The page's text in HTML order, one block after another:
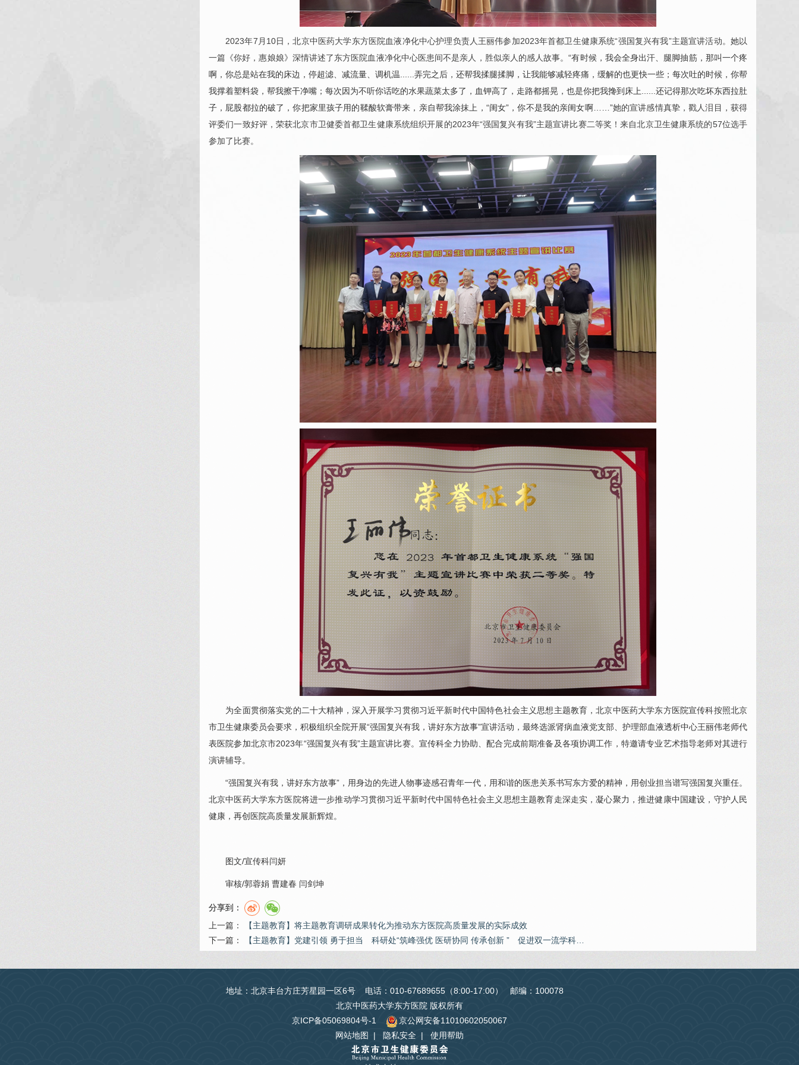
2023年7月10日，北京中医药大学东方医院血液净化中心护理负责人王丽伟参加2023年首都卫生健康系统“强国复兴有我”主题宣讲活动。她以
一篇《你好，惠娘娘》深情讲述了东方医院血液净化中心医患间不是亲人，胜似亲人的感人故事。“有时候，我会全身出汗、腿脚抽筋，那叫一个疼
啊，你总是站在我的床边，停超滤、减流量、调机温......弄完之后，还帮我揉腿揉脚，让我能够减轻疼痛，缓解的也更快一些；每次吐的时候，你帮
我撑着塑料袋，帮我擦干净嘴；每次因为不听你话吃的水果蔬菜太多了，血钾高了，走路都摇晃，也是你把我搀到床上......还记得那次吃坏东西拉肚
子，屁股都拉的破了，你把家里孩子用的鞣酸软膏带来，亲自帮我涂抹上，“闺女”，你不是我的亲闺女啊……”她的宣讲感情真挚，戳人泪目，获得
评委们一致好评，荣获北京市卫健委首都卫生健康系统组织开展的2023年“强国复兴有我”主题宣讲比赛二等奖！来自北京卫生健康系统的57位选手
参加了比赛。
为全面贯彻落实党的二十大精神，深入开展学习贯彻习近平新时代中国特色社会主义思想主题教育，北京中医药大学东方医院宣传科按照北京
市卫生健康委员会要求，积极组织全院开展“强国复兴有我，讲好东方故事”宣讲活动，最终选派肾病血液党支部、护理部血液透析中心王丽伟老师代
表医院参加北京市2023年“强国复兴有我”主题宣讲比赛。宣传科全力协助、配合完成前期准备及各项协调工作，特邀请专业艺术指导老师对其进行
演讲辅导。
“强国复兴有我，讲好东方故事”，用身边的先进人物事迹感召青年一代，用和谐的医患关系书写东方爱的精神，用创业担当谱写强国复兴重任。
北京中医药大学东方医院将进一步推动学习贯彻习近平新时代中国特色社会主义思想主题教育走深走实，凝心聚力，推进健康中国建设，守护人民
健康，再创医院高质量发展新辉煌。
图文/宣传科闫妍
审核/郭蓉娟 曹建春 闫剑坤
分享到：
上一篇：
【主题教育】将主题教育调研成果转化为推动东方医院高质量发展的实际成效
下一篇：
【主题教育】党建引领 勇于担当 科研处“筑峰强优 医研协同 传承创新 ” 促进双一流学科…
地址：北京丰台方庄芳星园一区6号 电话：010-67689655（8:00-17:00） 邮编：100078
北京中医药大学东方医院 版权所有
京ICP备05069804号-1
京公网安备11010602050067
网站地图
| 隐私安全 | 使用帮助